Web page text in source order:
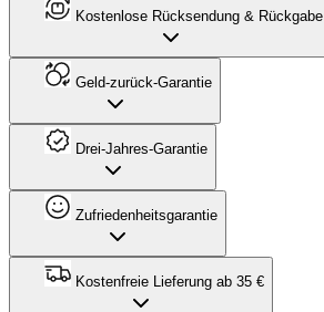
Kostenlose Rücksendung & Rückgabe
Geld-zurück-Garantie
Drei-Jahres-Garantie
Zufriedenheitsgarantie
Kostenfreie Lieferung ab 35 €